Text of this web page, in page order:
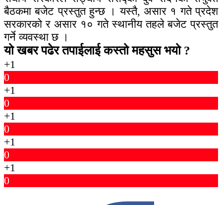
बैठकमा बजेट प्रस्तुत हुन्छ । यस्तै, असार १ गते प्रदेश
सरकारको र असार १० गते स्थानीय तहले बजेट प्रस्तुत
गर्ने व्यवस्था छ ।
यो खबर पढेर तपाईलाई कस्तो महसुस भयो ?
+1
0
+1
0
+1
0
+1
0
+1
0